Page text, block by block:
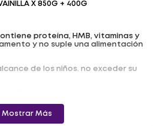
X 850G + 400G
proteína, HMB, vitaminas y
y no suple una alimentación
de los niños. no exceder su
2017
Mostrar Más